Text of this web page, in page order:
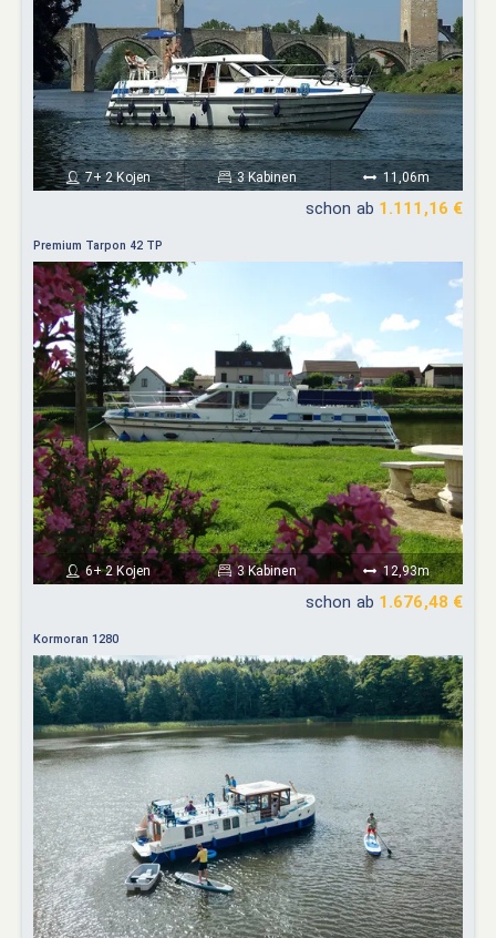
7+ 2 Kojen 3 Kabinen 11,06m
schon ab 1.111,16 €
Premium Tarpon 42 TP
6+ 2 Kojen 3 Kabinen 12,93m
schon ab 1.676,48 €
Kormoran 1280